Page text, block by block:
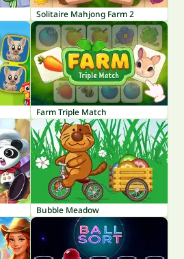
Solitaire Mahjong Farm 2
Farm Triple Match
Bubble Meadow